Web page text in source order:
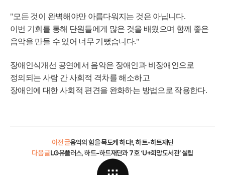
"모든 것이 완벽해야만 아름다워지는 것은 아닙니다.
이번 기회를 통해 단원들에게 많은 것을 배웠으며 함께 좋은
음악을 만들 수 있어 너무 기뻤습니다."
장애인식개선 공연에서 음악은 장애인과 비장애인으로
정의되는 사람 간 사회적 격차를 해소하고
장애인에 대한 사회적 편견을 완화하는 방법으로 작용한다.
이전 글음악의 힘을 목도케 하다!, 하트-하트재단
LG유플러스, 하트-하트재단과 7호 ‘U+희망도서관’ 설립
다음 글